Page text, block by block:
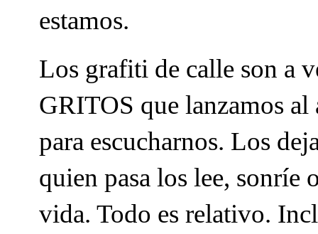
estamos.
Los grafiti de calle son a
GRITOS que lanzamos al
para escucharnos. Los
quien pasa los lee, sonríe
vida. Todo es relativo.